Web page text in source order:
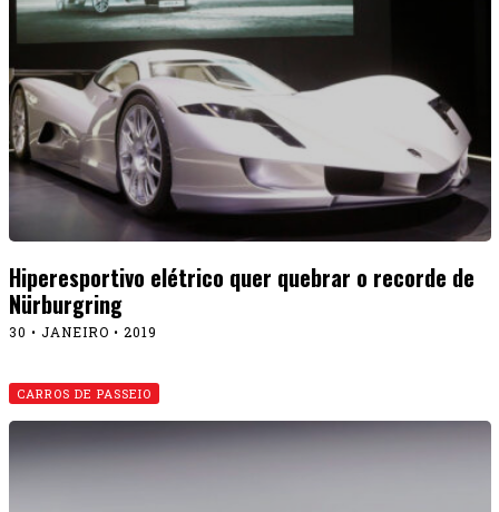
Hiperesportivo elétrico quer quebrar o recorde de
Nürburgring
30 • JANEIRO • 2019
CARROS DE PASSEIO